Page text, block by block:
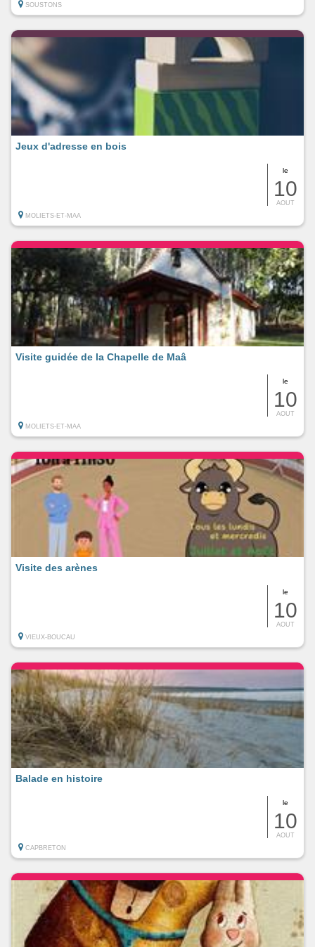
SOUSTONS
le
10
AOUT
Jeux d'adresse en bois
MOLIETS-ET-MAA
le
10
AOUT
Visite guidée de la Chapelle de Maâ
MOLIETS-ET-MAA
le
10
AOUT
Visite des arènes
VIEUX-BOUCAU
le
10
AOUT
Balade en histoire
CAPBRETON